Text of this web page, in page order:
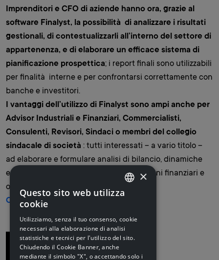
Imprenditori e CFO di aziende hanno ora, grazie al
software Finalyst, la possibilità di analizzare i risultati
gestionali, di contestualizzarli all’interno del settore di
appartenenza, e di elaborare un efficace sistema di
pianificazione prospettica; i report finali sono utilizzabili
per finalità interne e per confrontarsi correttamente con
banche e investitori.
I vantaggi dell’utilizzo di Finalyst sono ampi anche per
Advisor Industriali e Finanziari, Commercialisti,
Consulenti, Revisori, Sindaci o membri del collegio
sindacale di società : tutti interessati – a vario titolo –
ad elaborare e formulare analisi di bilancio, dinamiche
economico-finanziarie, business plan, piani finanziari e
operazioni societarie straordinarie.
Clicca qui per visitare il sito finalyst.it.
Torna alla lista
×
Questo sito web utilizza
cookie
Utilizziamo, senza il tuo consenso, cookie
necessari alla elaborazione di analisi
statistiche e tecnici per l'utilizzo del sito.
Chiudendo il Cookie Banner, anche
mediante il simbolo "X", o accettando solo i